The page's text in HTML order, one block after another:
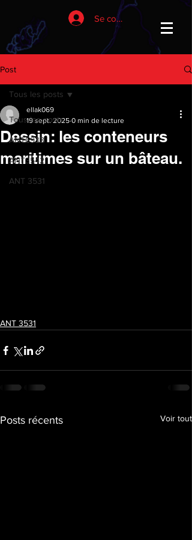
Se connecter
Post
Tous les posts
ANT6933
ANT3542
ANT 3531
Tous les posts
Dessin: les conteneurs
maritimes sur un bâteau.
ellak069
19 sept. 2025 0 min de lecture
ANT 3531
Posts récents Voir tout